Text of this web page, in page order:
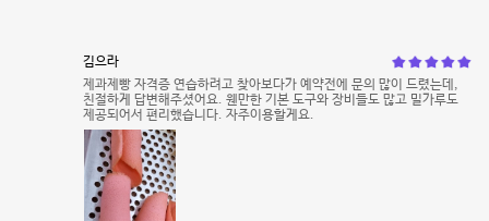
김으라
제과제빵 자격증 연습하려고 찾아보다가 예약전에 문의 많이 드렸는데,
친절하게 답변해주셨어요. 웬만한 기본 도구와 장비들도 많고 밀가루도
제공되어서 편리했습니다. 자주이용할게요.